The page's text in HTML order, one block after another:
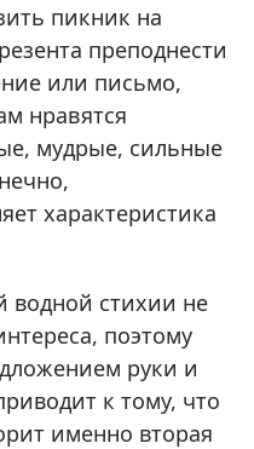
пикник на
преподнести
или письмо,
нравятся
мудрые, сильные
характеристика
водной стихии не
поэтому
руки и
к тому, что
именно вторая